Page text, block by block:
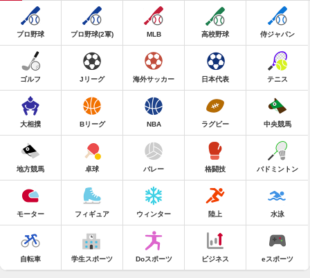
プロ野球 プロ野球(2軍) MLB 高校野球 侍ジャパン
ゴルフ Jリーグ 海外サッカー 日本代表 テニス
大相撲 Bリーグ NBA ラグビー 中央競馬
地方競馬 卓球 バレー 格闘技 バドミントン
モーター フィギュア ウィンター 陸上 水泳
自転車 学生スポーツ Doスポーツ ビジネス eスポーツ